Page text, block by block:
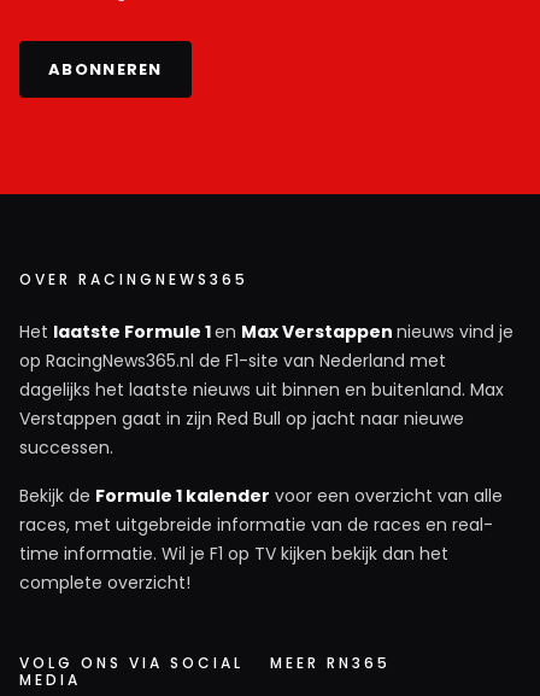
ABONNEREN
OVER RACINGNEWS365
Het laatste Formule 1en Max Verstappen nieuws vind je
op RacingNews365.nl de F1-site van Nederland met
dagelijks het laatste nieuws uit binnen en buitenland. Max
Verstappen gaat in zijn Red Bull op jacht naar nieuwe
successen.
Bekijk de Formule 1 kalender voor een overzicht van alle
races, met uitgebreide informatie van de races en real-
time informatie. Wil je F1 op TV kijken bekijk dan het
complete overzicht!
VOLG ONS VIA SOCIAL
MEDIA
MEER RN365